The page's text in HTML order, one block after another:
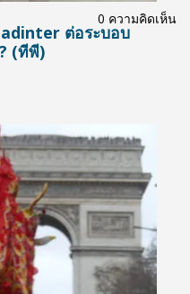
0 ความคิดเห็น
ต่อระบอบ
(ทีพี)